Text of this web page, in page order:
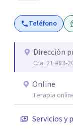
Teléfono
Dirección
Cra. 21 #83-
Online
Terapia
Servicios y